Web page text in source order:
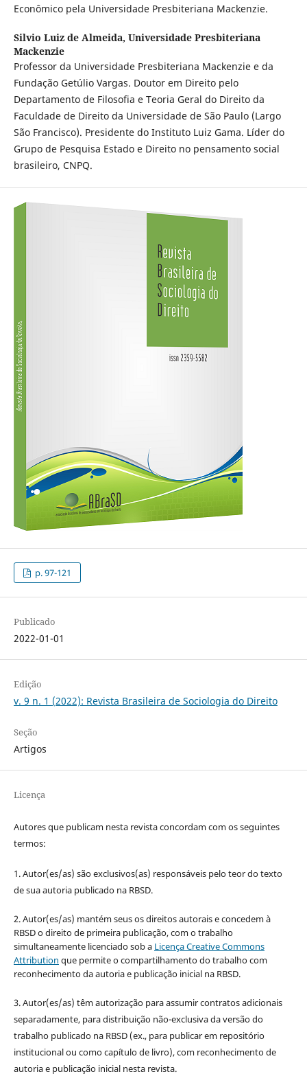
Econômico pela Universidade Presbiteriana Mackenzie.
Silvio Luiz de Almeida, Universidade Presbiteriana
Mackenzie
Professor da Universidade Presbiteriana Mackenzie e da
Fundação Getúlio Vargas. Doutor em Direito pelo
Departamento de Filosofia e Teoria Geral do Direito da
Faculdade de Direito da Universidade de São Paulo (Largo
São Francisco). Presidente do Instituto Luiz Gama. Líder do
Grupo de Pesquisa Estado e Direito no pensamento social
brasileiro, CNPQ.
p. 97-121
Publicado
2022-01-01
Edição
v. 9 n. 1 (2022): Revista Brasileira de Sociologia do Direito
Seção
Artigos
Licença
Autores que publicam nesta revista concordam com os seguintes
termos:
1. Autor(es/as) são exclusivos(as) responsáveis pelo teor do texto
de sua autoria publicado na RBSD.
2. Autor(es/as) mantém seus os direitos autorais e concedem à
RBSD o direito de primeira publicação, com o trabalho
simultaneamente licenciado sob a Licença Creative Commons
Attribution que permite o compartilhamento do trabalho com
reconhecimento da autoria e publicação inicial na RBSD.
3. Autor(es/as) têm autorização para assumir contratos adicionais
separadamente, para distribuição não-exclusiva da versão do
trabalho publicado na RBSD (ex., para publicar em repositório
institucional ou como capítulo de livro), com reconhecimento de
autoria e publicação inicial nesta revista.